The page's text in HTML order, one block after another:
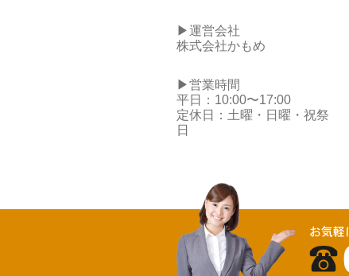
▶運営会社
株式会社かもめ
▶営業時間
平日：10:00〜17:00
定休日：土曜・日曜・祝祭
日